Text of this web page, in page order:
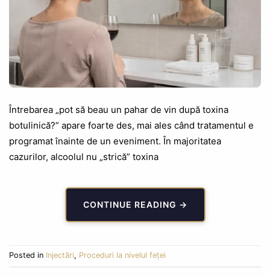
Întrebarea „pot să beau un pahar de vin după toxina
botulinică?” apare foarte des, mai ales când tratamentul e
programat înainte de un eveniment. În majoritatea
cazurilor, alcoolul nu „strică” toxina
CONTINUE READING →
Posted in Injectări, Proceduri la nivelul feței